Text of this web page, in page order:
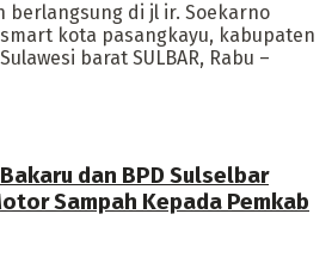
berlangsung di jl ir. Soekarno
kota pasangkayu, kabupaten
barat SULBAR, Rabu –
dan BPD Sulselbar
Sampah Kepada Pemkab